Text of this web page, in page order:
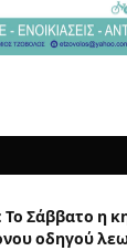
Το Σάββατο η
οδηγού